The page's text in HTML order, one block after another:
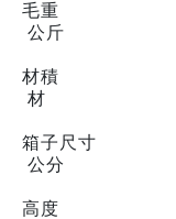
毛重
公斤
材積
材
箱子尺寸
公分
高度